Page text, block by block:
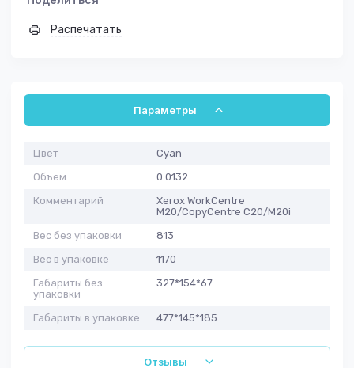
Распечатать
Параметры
Цвет
Cyan
Объем
0.0132
Комментарий
Xerox WorkCentre
M20/CopyCentre C20/M20i
Вес без упаковки
813
Вес в упаковке
1170
Габариты без
упаковки
327*154*67
Габариты в упаковке 477*145*185
Отзывы